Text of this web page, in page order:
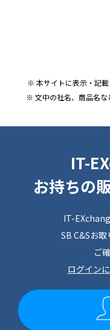
※ 本サイトに表示・記載
※ 文中の社名、商品名な
IT-
お持ちの
IT-
SB C&Sお
ご
ログイン